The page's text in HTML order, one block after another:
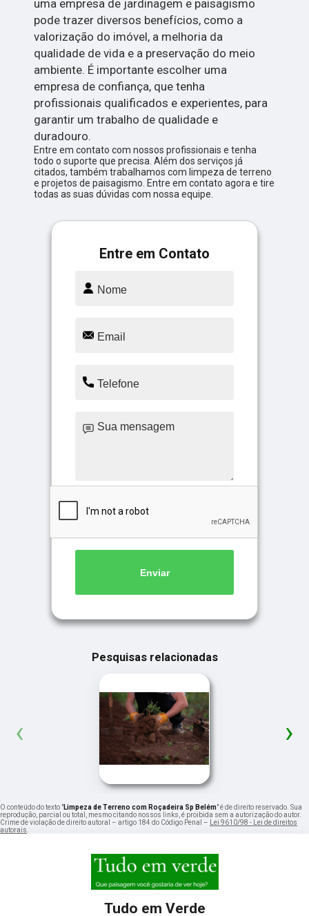
uma empresa de jardinagem e paisagismo
pode trazer diversos benefícios, como a
valorização do imóvel, a melhoria da
qualidade de vida e a preservação do meio
ambiente. É importante escolher uma
empresa de confiança, que tenha
profissionais qualificados e experientes, para
garantir um trabalho de qualidade e
duradouro.
Entre em contato com nossos profissionais e tenha
todo o suporte que precisa. Além dos serviços já
citados, também trabalhamos com limpeza de terreno
e projetos de paisagismo. Entre em contato agora e tire
todas as suas dúvidas com nossa equipe.
Entre em Contato
Enviar
Pesquisas relacionadas
‹ ›
O conteúdo do texto "Limpeza de Terreno com Roçadeira Sp Belém" é de direito reservado. Sua
reprodução, parcial ou total, mesmo citando nossos links, é proibida sem a autorização do autor.
Crime de violação de direito autoral – artigo 184 do Código Penal –
Lei 9610/98 - Lei de direitos
autorais
Tudo em Verde